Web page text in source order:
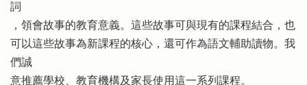
詞
，領會故事的教育意義。這些故事可與現有的課程結合，也
可以這些故事為新課程的核心，還可作為語文輔助讀物。我
們誠
意推薦學校、教育機構及家長使用這一系列課程。